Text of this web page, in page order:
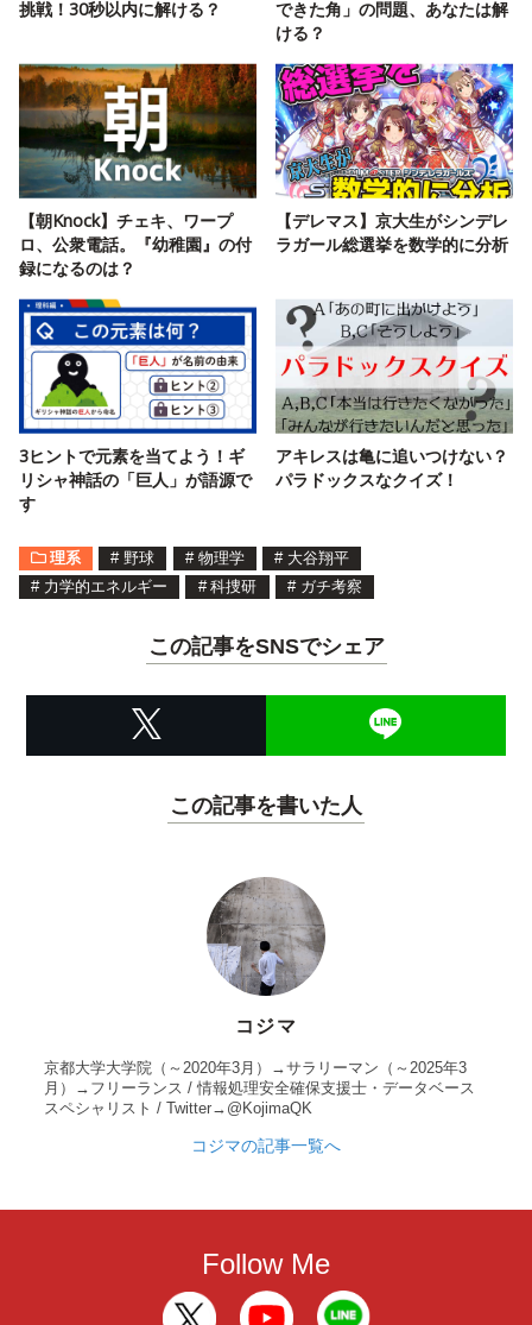
挑戦！30秒以内に解ける？
できた角」の問題、あなたは解
ける？
【朝Knock】チェキ、ワープ
ロ、公衆電話。『幼稚園』の付
録になるのは？
【デレマス】京大生がシンデレ
ラガール総選挙を数学的に分析
3ヒントで元素を当てよう！ギ
リシャ神話の「巨人」が語源で
す
アキレスは亀に追いつけない？
パラドックスなクイズ！
理系 # 野球 # 物理学 # 大谷翔平
# 力学的エネルギー # 科捜研 # ガチ考察
この記事をSNSでシェア
この記事を書いた人
コジマ
京都大学大学院（～2020年3月）→サラリーマン（～2025年3
月）→フリーランス / 情報処理安全確保支援士・データベース
スペシャリスト / Twitter→@KojimaQK
コジマの記事一覧へ
Follow Me